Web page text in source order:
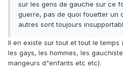
sur les gens de gauche sur ce
guerre, pas de quoi fouetter un
autres sont toujours
Il en existe sur tout et tout le temps
les gays, les hommes, les
mangeurs d"enfants etc etc).